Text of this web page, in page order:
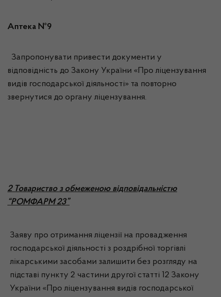
Аптека №9
Запропонувати привести документи у
відповідність до Закону України «Про ліцензування
видів господарської діяльності» та повторно
звернутися до органу ліцензування.
2 Товариство з обмеженою відповідальністю
“РОМФАРМ 23”
Заяву про отримання ліцензії на провадження
господарської діяльності з роздрібної торгівлі
лікарськими засобами залишити без розгляду на
підставі пункту 2 частини другої статті 12 Закону
України «Про ліцензування видів господарської